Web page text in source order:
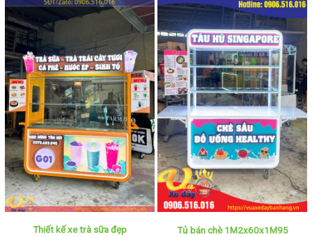
Thiết kế xe trà sữa đẹp
Tủ bán chè 1M2x60x1M95